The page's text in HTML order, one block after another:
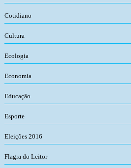
Cotidiano
Cultura
Ecologia
Economia
Educação
Esporte
Eleições 2016
Flagra do Leitor